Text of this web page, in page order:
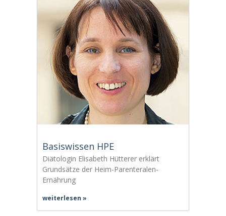
Basiswissen HPE
Diätologin Elisabeth Hütterer erklärt
Grundsätze der Heim-Parenteralen-
Ernährung
weiterlesen »